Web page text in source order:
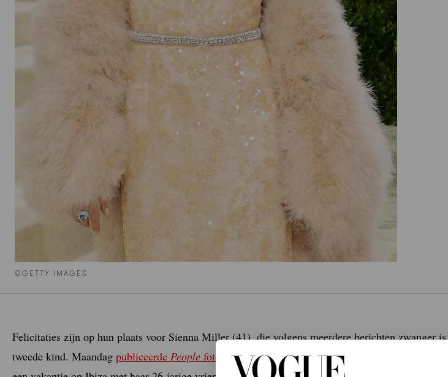
©GETTY IMAGES
Felicitaties zijn op hun plaats voor Sienna Miller (41), die volgens meerdere berichten zwanger
tweede kind. Maandag publiceerde People foto’s
van Miller die pronkte met haar groeiende